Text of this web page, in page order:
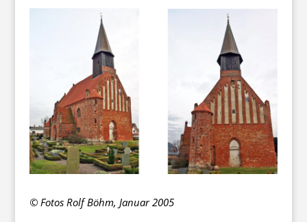
© Fotos Rolf Böhm, Januar 2005